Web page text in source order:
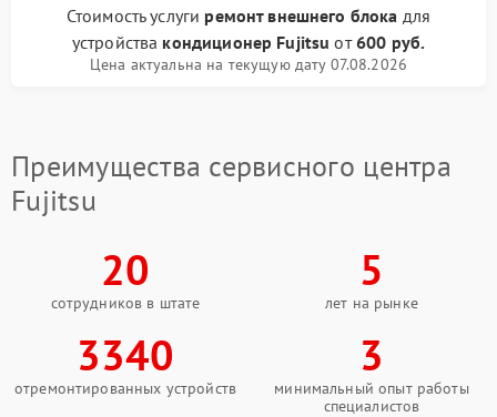
Стоимость услуги ремонт внешнего блока для
устройства кондиционер Fujitsu от600 руб.
Цена актуальна на текущую дату 07.08.2026
Преимущества сервисного центра
Fujitsu
20
сотрудников в штате
5
лет на рынке
3340
отремонтированных устройств
3
минимальный опыт работы
специалистов